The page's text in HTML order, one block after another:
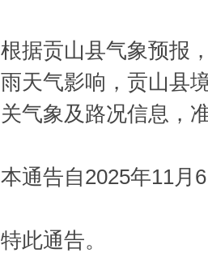
根据贡山县气象预报
雨天气影响，贡山县
关气象及路况信息，
本通告自2025年11月
特此通告。